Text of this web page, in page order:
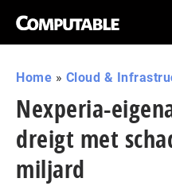
Home » Cloud &
Nexperia-
dreigt met
miljard